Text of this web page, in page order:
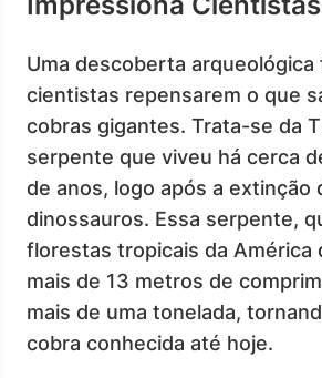
Uma descoberta arqueológica
cientistas repensarem o que
cobras gigantes. Trata-se da
serpente que viveu há cerca
de anos, logo após a extinção
dinossauros. Essa serpente,
florestas tropicais da América
mais de 13 metros de
mais de uma tonelada,
cobra conhecida até hoje.